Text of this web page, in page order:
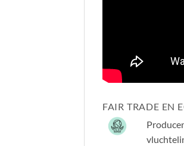
FAIR TRADE EN